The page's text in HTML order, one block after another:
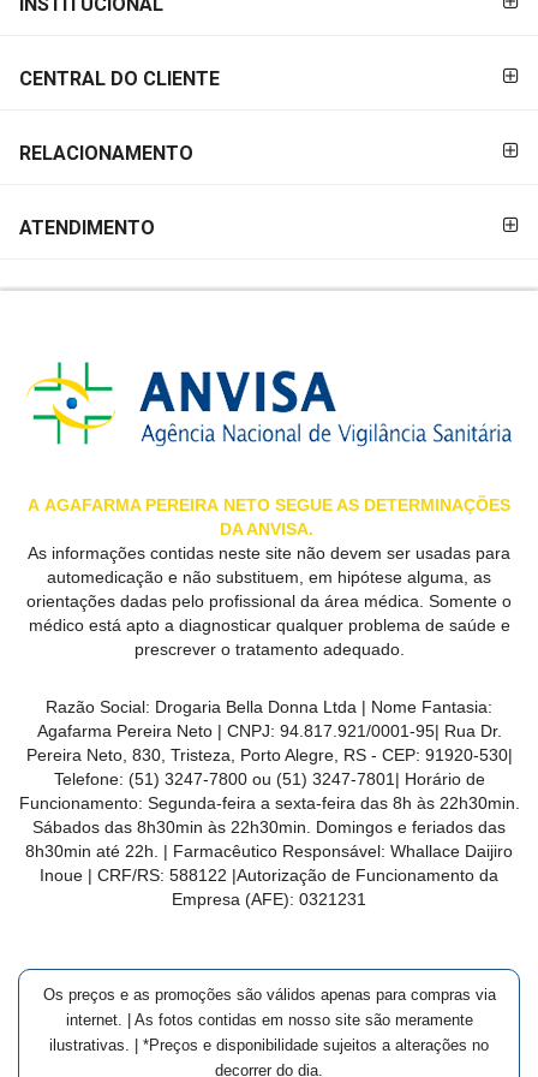
&
OFERTAS
ATENDIMENTO
LOCALIZAÇÃO
CENTRAL
DE
ATENDIMENTO
MAIS
PRÓXIMA
DO
CLIENTE
PAGAMENTO
CENTRAL DO CLIENTE
RELACIONAMENTO
ATENDIMENTO
A AGAFARMA PEREIRA NETO SEGUE AS DETERMINAÇÕES
DA ANVISA.
As informações contidas neste site não devem ser usadas para
automedicação e não substituem, em hipótese alguma, as
orientações dadas pelo profissional da área médica. Somente o
médico está apto a diagnosticar qualquer problema de saúde e
prescrever o tratamento adequado.
Razão Social: Drogaria Bella Donna Ltda | Nome Fantasia:
Agafarma Pereira Neto | CNPJ: 94.817.921/0001-95| Rua Dr.
Pereira Neto, 830, Tristeza, Porto Alegre, RS - CEP: 91920-530|
Telefone: (51) 3247-7800 ou (51) 3247-7801 | Horário de
Funcionamento: Segunda-feira a sexta-feira das 8h às 22h30min.
Sábados das 8h30min às 22h30min. Domingos e feriados das
8h30min até 22h. | Farmacêutico Responsável: Whallace Daijiro
Inoue | CRF/RS: 588122 |Autorização de Funcionamento da
Empresa (AFE): 0321231
Os preços e as promoções são válidos apenas para compras via
internet. | As fotos contidas em nosso site são meramente
ilustrativas. | *Preços e disponibilidade sujeitos a alterações no
decorrer do dia.